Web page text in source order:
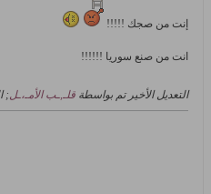
إنت من صجك !!!!!
انت من صنع سوريا !!!!!!
التعديل الأخير تم بواسطة قلـ,ـب الأمـ،ـل;